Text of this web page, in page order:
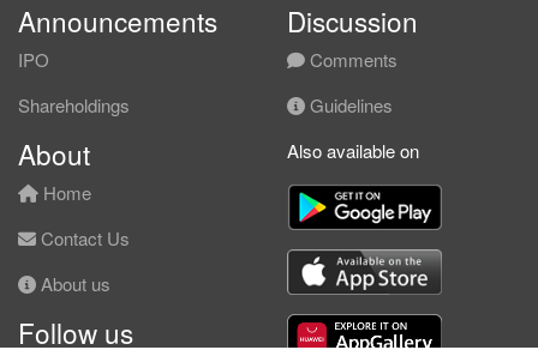
Announcements
IPO
Shareholdings
Discussion
Comments
Guidelines
About
Home
Contact Us
About us
Follow us
Also available on